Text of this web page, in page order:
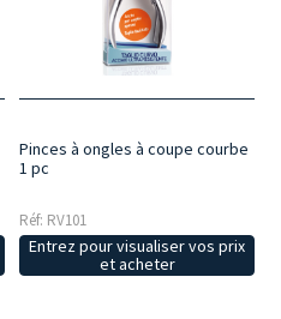
Pinces à ongles à coupe courbe
1 pc
Réf: RV101
Entrez pour visualiser vos prix
et acheter